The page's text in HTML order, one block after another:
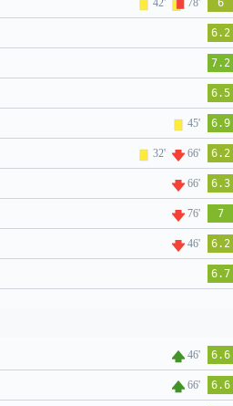
42' 78' 6
6.2
7.2
6.5
45' 6.9
32' 66' 6.2
66' 6.3
76' 7
46' 6.2
6.7
46' 6.6
66' 6.6